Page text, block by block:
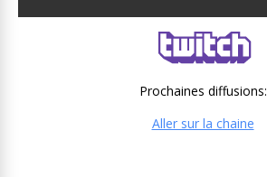
Prochaines diffusions:
Aller sur la chaine